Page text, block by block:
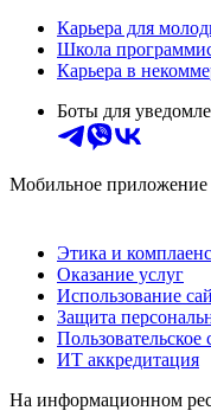
Карьера для
Школа
Карьера в
Боты для
Мобильное приложение
Этика и комплаенс
Оказание услуг
Использование
Защита
Пользовательское
ИТ аккредитация
На информационном